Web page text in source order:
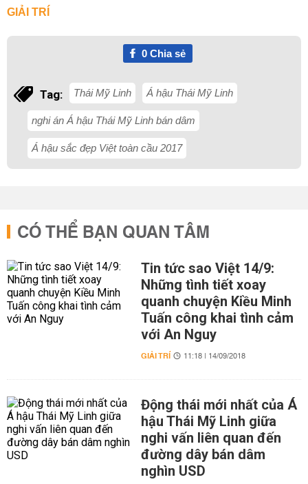
GIẢI TRÍ
0Chia sẻ
Tag: Thái Mỹ Linh Á hậu Thái Mỹ Linh
nghi án Á hậu Thái Mỹ Linh bán dâm
Á hậu sắc đẹp Việt toàn cầu 2017
CÓ THỂ BẠN QUAN TÂM
Tin tức sao Việt 14/9:
Những tình tiết xoay
quanh chuyện Kiều Minh
Tuấn công khai tình cảm
với An Nguy
GIẢI TRÍ 11:18 | 14/09/2018
Động thái mới nhất của Á
hậu Thái Mỹ Linh giữa
nghi vấn liên quan đến
đường dây bán dâm
nghìn USD